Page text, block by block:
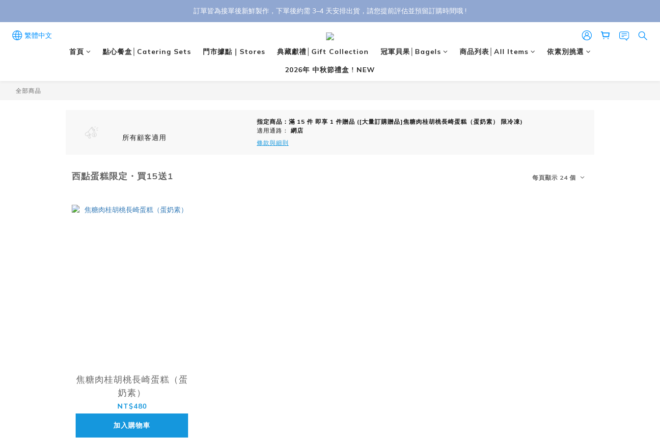
🎁 【中秋禮盒訂購優惠】 任選 8 盒以上享 95 折，30 盒以上享 9 折（刷卡最高優惠）。 輸入折扣碼 【YH88】，依活動辦法享最高 85 折優惠！
訂單皆為接單後新鮮製作，下單後約需 3–4 天安排出貨，請您提前評估並預留訂購時間哦 !
🎁 【中秋禮盒訂購優惠】 任選 8 盒以上享 95 折，30 盒以上享 9 折（刷卡最高優惠）。 輸入折扣碼 【YH88】，依活動辦法享最高 85 折優惠！
繁體中文
首頁
點心餐盒│Catering Sets 門市據點｜Stores 典藏獻禮│Gift Collection 冠軍貝果│Bagels 商品列表│All Items 依素別挑選
2026年 中秋節禮盒 ! NEW
全部商品
所有顧客適用
指定商品：滿 15 件 即享 1 件贈品 ([大量訂購贈品]焦糖肉桂胡桃長崎蛋糕（蛋奶素） 限冷凍)
適用通路： 網店
條款與細則
西點蛋糕限定・買15送1 每頁顯示 24 個
焦糖肉桂胡桃長崎蛋糕（蛋
奶素）
NT$480
加入購物車